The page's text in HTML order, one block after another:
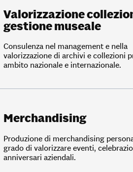
Valorizzazione
gestione museale
Consulenza nel management e nella
valorizzazione di archivi e collezioni
ambito nazionale e internazionale.
Merchandising
Produzione di merchandising
grado di valorizzare eventi,
anniversari aziendali.